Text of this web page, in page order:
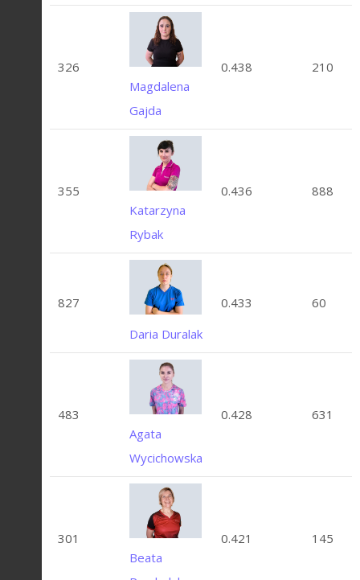
326
Magdalena
Gajda
0.438 210
355
Katarzyna
Rybak
0.436 888
827
Daria Duralak
0.433 60
483
Agata
Wycichowska
0.428 631
301
Beata
0.421 145